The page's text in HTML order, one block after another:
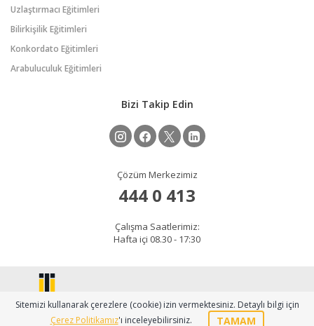
Uzlaştırmacı Eğitimleri
Bilirkişilik Eğitimleri
Konkordato Eğitimleri
Arabuluculuk Eğitimleri
Bizi Takip Edin
Çözüm Merkezimiz
444 0 413
Çalışma Saatlerimiz:
Hafta içi 08.30 - 17:30
Sitemizi kullanarak çerezlere (cookie) izin vermektesiniz. Detaylı bilgi için
Çerez Politikamız'ı inceleyebilirsiniz. TAMAM